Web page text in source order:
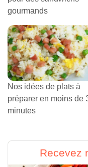
gourmands
Nos idées de plats à
préparer en moins de
minutes
Recevez